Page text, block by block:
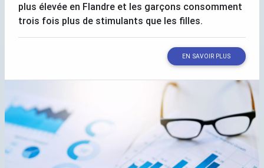
plus élevée en Flandre et les garçons consomment
trois fois plus de stimulants que les filles.
EN SAVOIR PLUS